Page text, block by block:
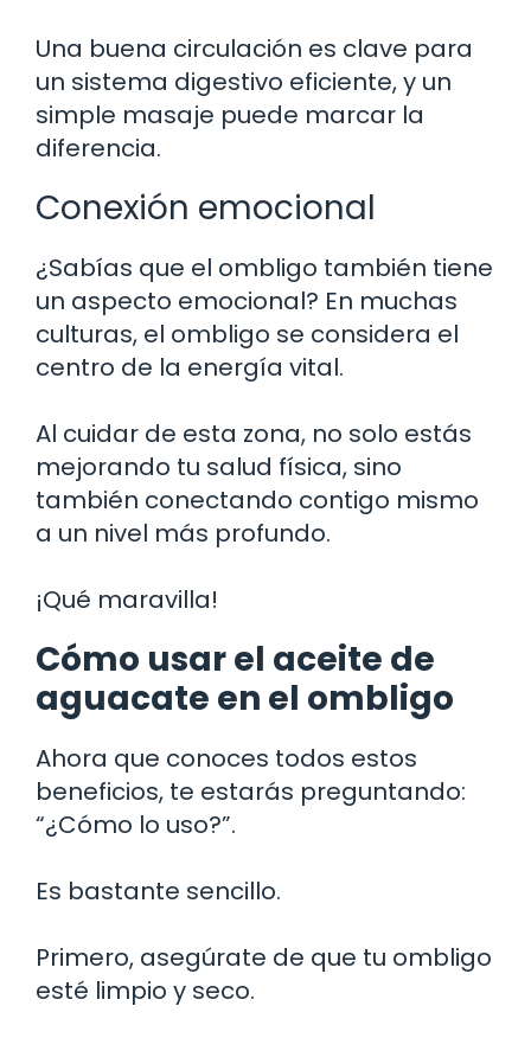
Una buena circulación es clave para
un sistema digestivo eficiente, y un
simple masaje puede marcar la
diferencia.
Conexión emocional
¿Sabías que el ombligo también tiene
un aspecto emocional? En muchas
culturas, el ombligo se considera el
centro de la energía vital.
Al cuidar de esta zona, no solo estás
mejorando tu salud física, sino
también conectando contigo mismo
a un nivel más profundo.
¡Qué maravilla!
Cómo usar el aceite de
aguacate en el ombligo
Ahora que conoces todos estos
beneficios, te estarás preguntando:
“¿Cómo lo uso?”.
Es bastante sencillo.
Primero, asegúrate de que tu ombligo
esté limpio y seco.